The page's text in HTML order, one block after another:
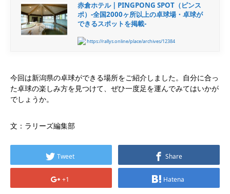
赤倉ホテル | PINGPONG SPOT（ピンス
ポ）-全国2000ヶ所以上の卓球場・卓球が
できるスポットを掲載-
https://rallys.online/place/archives/12384
今回は新潟県の卓球ができる場所をご紹介しました。自分に合っ
た卓球の楽しみ方を見つけて、ぜひ一度足を運んでみてはいかが
でしょうか。
文：ラリーズ編集部
Tweet Share
+1 Hatena